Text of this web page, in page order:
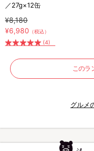
／27g×12缶
¥8,180
¥6,980 （税込）
(4)
このラ
グルメ